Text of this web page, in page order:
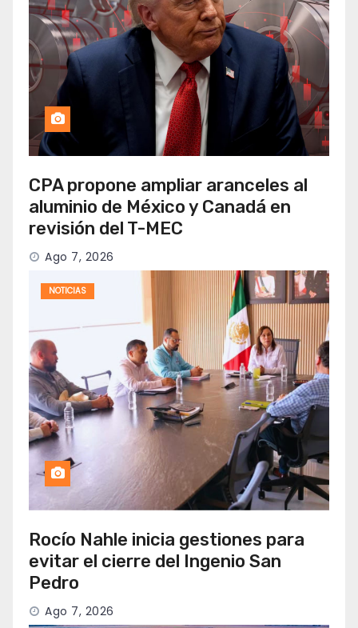
CPA propone ampliar aranceles al
aluminio de México y Canadá en
revisión del T-MEC
Ago 7, 2026
NOTICIAS
Rocío Nahle inicia gestiones para
evitar el cierre del Ingenio San
Pedro
Ago 7, 2026